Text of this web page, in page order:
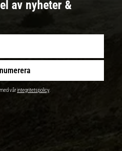
av nyheter &
vårintegritetspolicy.